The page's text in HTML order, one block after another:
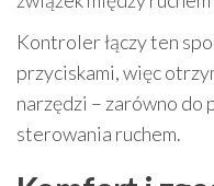
Kontroler łączy ten
przyciskami, więc
narzędzi – zarówno do
sterowania ruchem.